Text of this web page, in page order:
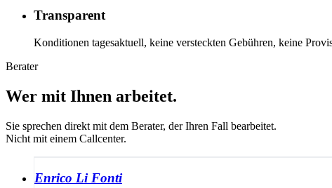
Transparent
Konditionen tagesaktuell, keine versteckten Gebühren, keine
Berater
Wer mit Ihnen arbeitet.
Sie sprechen direkt mit dem Berater, der Ihren Fall bearbeitet.
Nicht mit einem Callcenter.
Enrico Li Fonti